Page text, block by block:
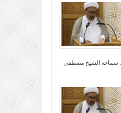
بتاريخ 27 2/1447. سماحة الشيخ مصطفى